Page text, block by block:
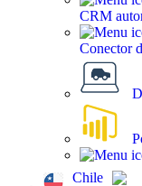
CRM
Conector
Chile